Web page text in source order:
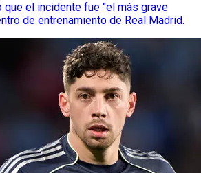
que el incidente fue "el más grave
de entrenamiento de Real Madrid.